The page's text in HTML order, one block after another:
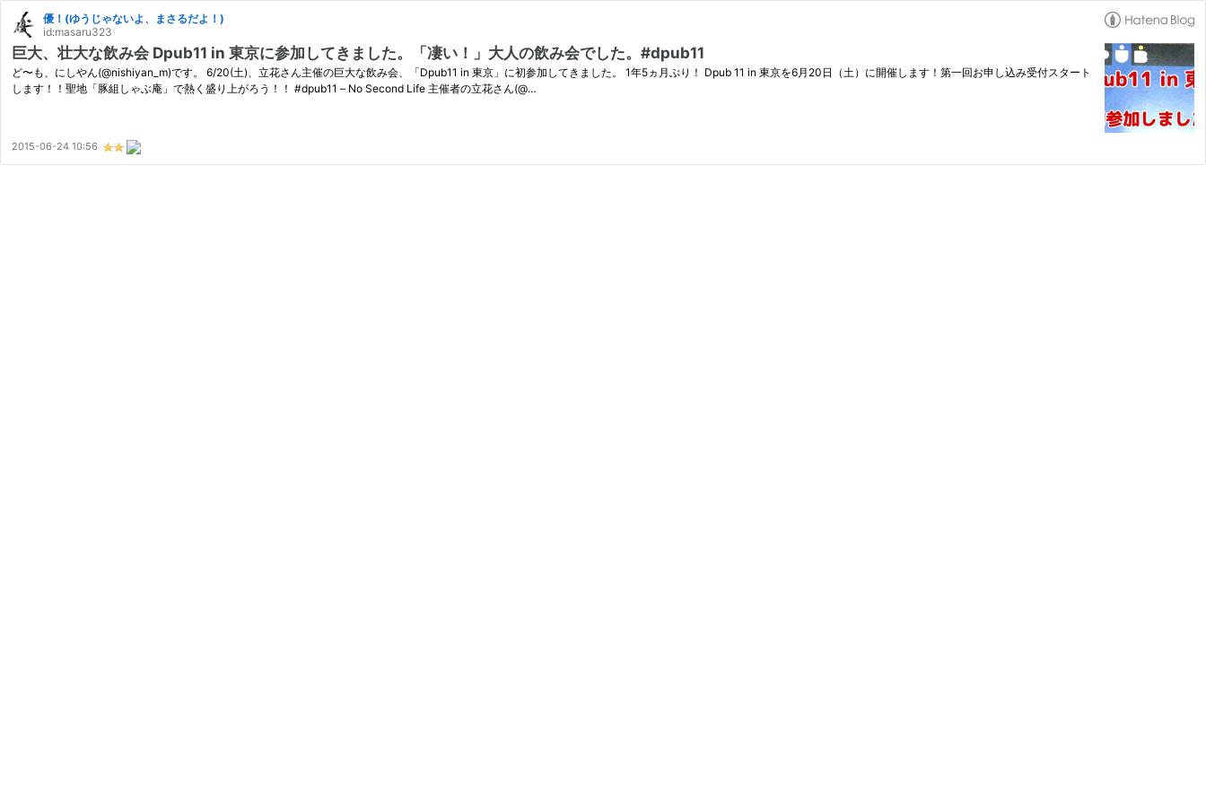
優！(ゆうじゃないよ、まさるだよ！)
id:masaru323
巨大、壮大な飲み会 Dpub11 in 東京に参加してきました。「凄い！」大人の飲み会でした。#dpub11
ど〜も、にしやん(@nishiyan_m)です。 6/20(土)、立花さん主催の巨大な飲み会、「Dpub11 in 東京」に初参加してきました。 1年5ヵ月ぶり！ Dpub 11 in 東京を6月20日（土）に開催します！第一回お申し込み受付スタート
します！！聖地「豚組しゃぶ庵」で熱く盛り上がろう！！ #dpub11 – No Second Life 主催者の立花さん(@…
2015-06-24 10:56